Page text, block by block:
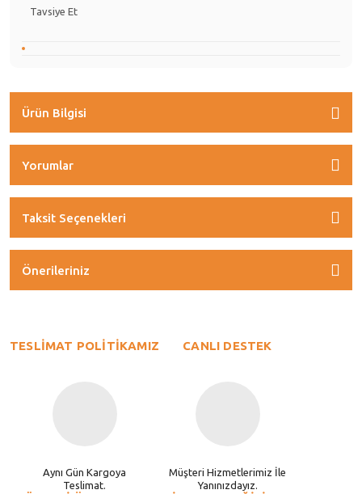
Tavsiye Et
Ürün Bilgisi
Yorumlar
Taksit Seçenekleri
Önerileriniz
TESLİMAT POLİTİKAMIZ
Aynı Gün Kargoya
Teslimat.
CANLI DESTEK
Müşteri Hizmetlerimiz İle
Yanınızdayız.